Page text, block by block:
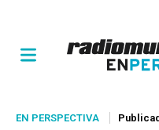
EN PERSPECTIVA